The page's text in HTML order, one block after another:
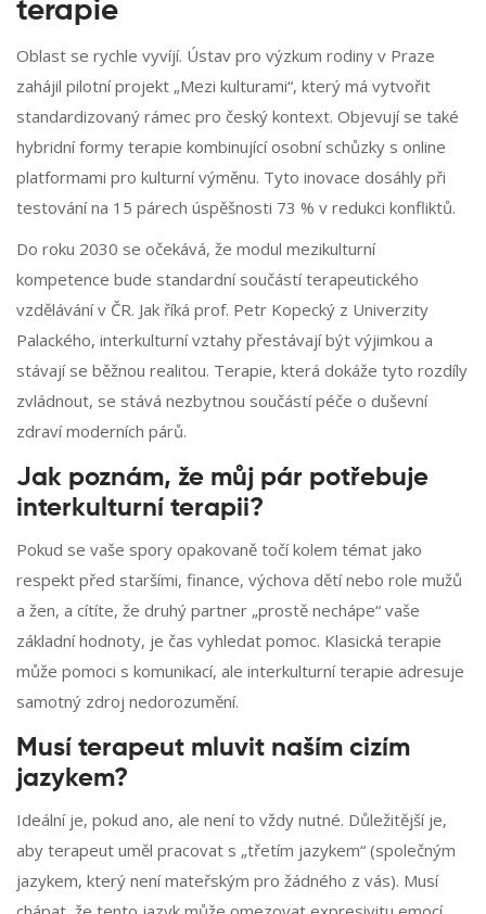
terapie
Oblast se rychle vyvíjí. Ústav pro výzkum rodiny v Praze
zahájil pilotní projekt „Mezi kulturami“, který má vytvořit
standardizovaný rámec pro český kontext. Objevují se také
hybridní formy terapie kombinující osobní schůzky s online
platformami pro kulturní výměnu. Tyto inovace dosáhly při
testování na 15 párech úspěšnosti 73 % v redukci konfliktů.
Do roku 2030 se očekává, že modul mezikulturní
kompetence bude standardní součástí terapeutického
vzdělávání v ČR. Jak říká prof. Petr Kopecký z Univerzity
Palackého, interkulturní vztahy přestávají být výjimkou a
stávají se běžnou realitou. Terapie, která dokáže tyto rozdíly
zvládnout, se stává nezbytnou součástí péče o duševní
zdraví moderních párů.
Jak poznám, že můj pár potřebuje
interkulturní terapii?
Pokud se vaše spory opakovaně točí kolem témat jako
respekt před staršími, finance, výchova dětí nebo role mužů
a žen, a cítíte, že druhý partner „prostě nechápe“ vaše
základní hodnoty, je čas vyhledat pomoc. Klasická terapie
může pomoci s komunikací, ale interkulturní terapie adresuje
samotný zdroj nedorozumění.
Musí terapeut mluvit naším cizím
jazykem?
Ideální je, pokud ano, ale není to vždy nutné. Důležitější je,
aby terapeut uměl pracovat s „třetím jazykem“ (společným
jazykem, který není mateřským pro žádného z vás). Musí